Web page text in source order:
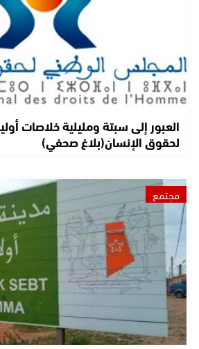
العبور إلى سبتة ومليلية خلاصات
لحقوق الإنسان(بلاغ صحفي)
مجتمع